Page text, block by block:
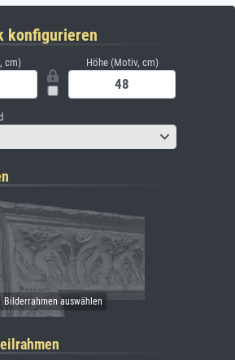
konfigurieren
cm) Höhe (Motiv, cm)